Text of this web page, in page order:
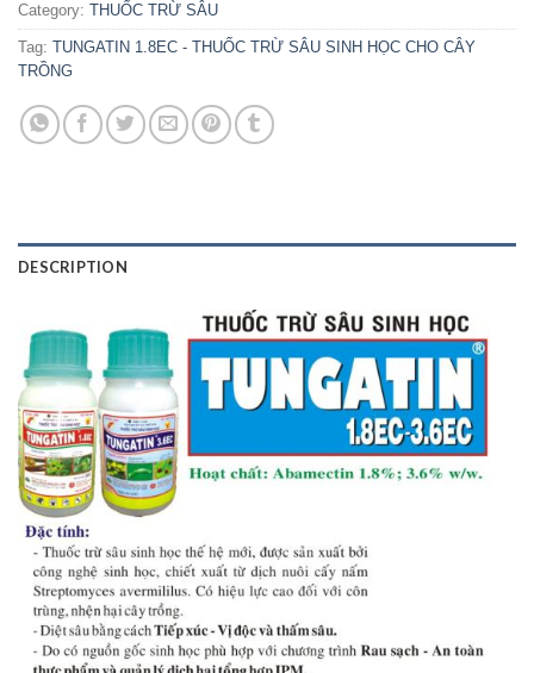
Category: THUỐC TRỪ SÂU
Tag: TUNGATIN 1.8EC - THUỐC TRỪ SÂU SINH HỌC CHO CÂY
TRỒNG
DESCRIPTION